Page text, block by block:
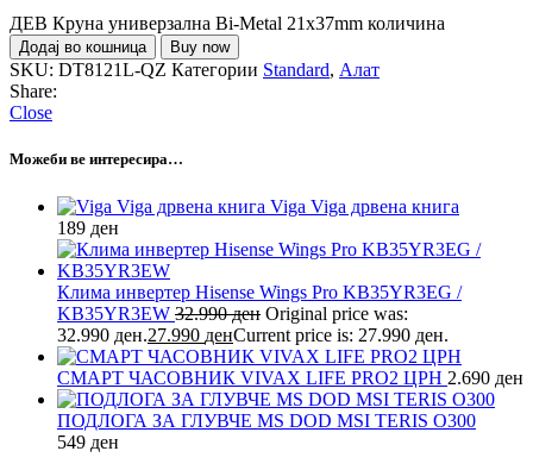
ДЕВ Круна универзална Bi-Metal 21x37mm количина
Додај во кошница Buy now
SKU: DT8121L-QZ Категории Standard, Алат
Share:
Close
Можеби ве интересира…
Viga Viga дрвена книга
189 ден
Клима инвертер Hisense Wings Pro KB35YR3EG /
KB35YR3EW 32.990ден Original price was:
32.990 ден.27.990 денCurrent price is: 27.990 ден.
СМАРТ ЧАСОВНИК VIVAX LIFE PRO2 ЦРН 2.690 ден
ПОДЛОГА ЗА ГЛУВЧЕ MS DOD MSI TERIS O300
549 ден